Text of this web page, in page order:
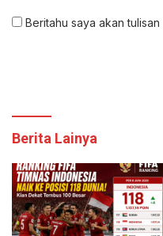
Beritahu saya akan
Berita Lainya